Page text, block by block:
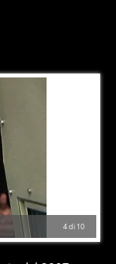
4di 10